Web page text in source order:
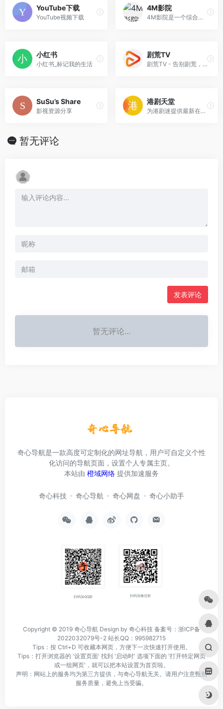
YouTube下载
YouTube视频下载
4M影院
4M影院是一个综合性电影网站,是一个你不二选择的看片神器,爱生活,爱电影!
小红书
小红书_标记我的生活
剧荒TV
剧荒TV - 告别剧荒，超清在线视频站
SuSu’s Share
影视资源分享
港剧天堂
为港剧迷提供最新在线观看港剧
暂无评论
发表评论
暂无评论...
奇心导航是一款高度可定制化的网址导航，用户可自定义个性
化访问的导航页面，设置个人专属主页。
本站由 橙域网络 提供加速服务
奇心科技 奇心导航 奇心网盘 奇心小助手
扫码加QQ群 扫码加微信群
Copyright © 2019 奇心导航 Design by 奇心科技 备案号：浙ICP备
2022032079号-2 站长QQ：995982715
Tips：按 Ctrl+D 可收藏本网页，方便下一次快速打开使用。
Tips：打开浏览器的 '设置页面' 找到 '启动时' 选项下面的 '打开特定网页
或一组网页'，就可以把本站设置为首页啦。
声明：网站上的服务均为第三方提供，与奇心导航无关。请用户注意甄别
服务质量，避免上当受骗。